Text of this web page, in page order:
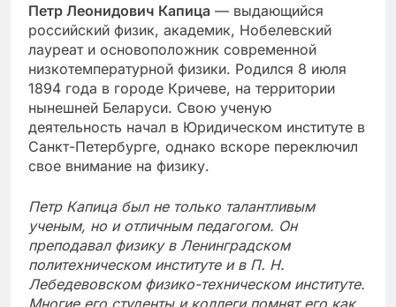
Петр Леонидович Капица — выдающийся
российский физик, академик, Нобелевский
лауреат и основоположник современной
низкотемпературной физики. Родился 8 июля
1894 года в городе Кричеве, на территории
нынешней Беларуси. Свою ученую
деятельность начал в Юридическом институте в
Санкт-Петербурге, однако вскоре переключил
свое внимание на физику.
Петр Капица был не только талантливым
ученым, но и отличным педагогом. Он
преподавал физику в Ленинградском
политехническом институте и в П. Н.
Лебедевовском физико-техническом институте.
Многие его студенты и коллеги помнят его как